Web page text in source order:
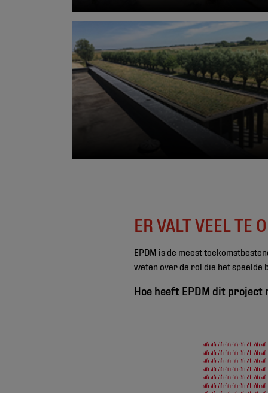
ER VALT VEEL TE
EPDM is de meest
weten over de rol die het speelde
Hoe heeft EPDM dit